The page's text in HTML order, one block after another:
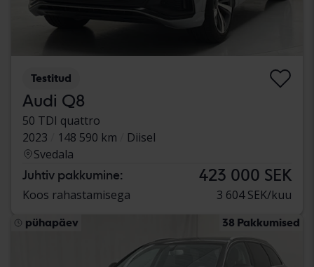
Testitud
Audi Q8
50 TDI quattro
2023
148 590 km
Diisel
Svedala
Juhtiv pakkumine: 423 000 SEK
Koos rahastamisega 3 604 SEK/kuu
pühapäev 38 Pakkumised